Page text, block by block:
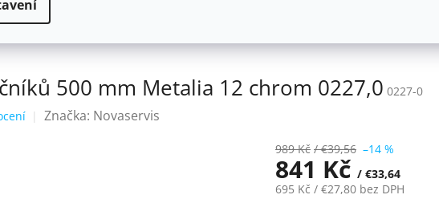
500 mm Metalia 12 chrom 0227,0 0227-0
Značka: Novaservis
989 Kč / €39,56 –14 %
841 Kč / €33,64
695 Kč / €27,80 bez DPH